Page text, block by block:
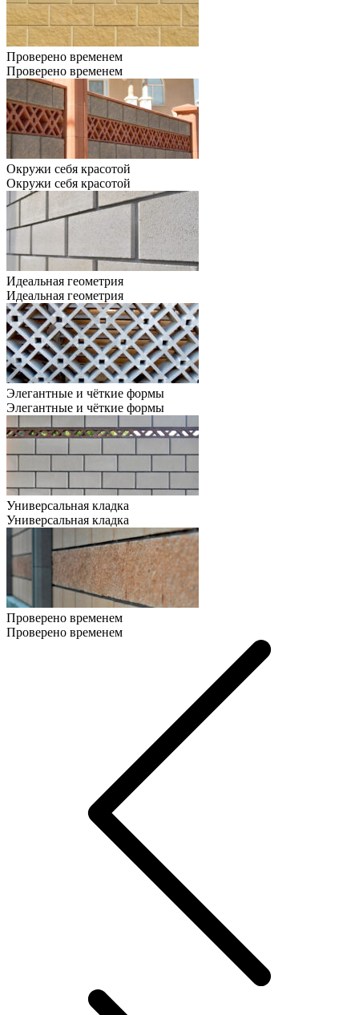
Проверено временем
Проверено временем
Окружи себя красотой
Окружи себя красотой
Идеальная геометрия
Идеальная геометрия
Элегантные и чёткие формы
Элегантные и чёткие формы
Универсальная кладка
Универсальная кладка
Проверено временем
Проверено временем